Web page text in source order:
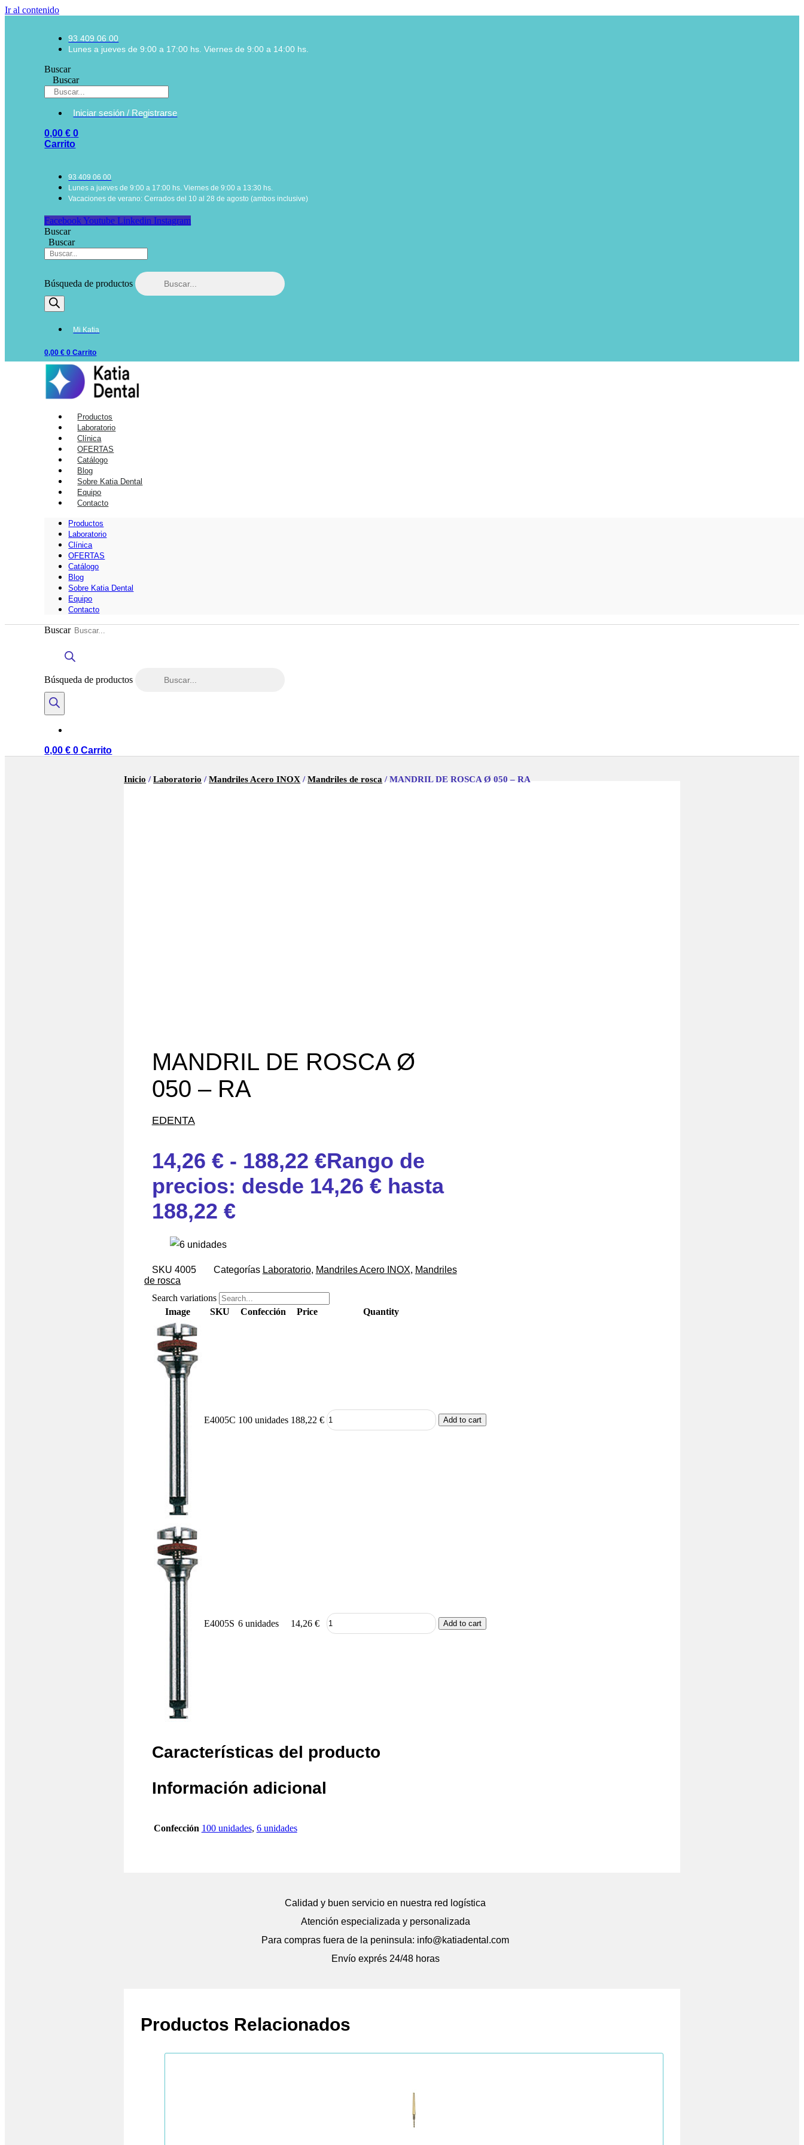
Ir al contenido
93 409 06 00
Lunes a jueves de 9:00 a 17:00 hs. Viernes de 9:00 a 14:00 hs.
Buscar
Buscar
Iniciar sesión / Registrarse
0,00€ 0
Carrito
93 409 06 00
Lunes a jueves de 9:00 a 17:00 hs. Viernes de 9:00 a 13:30 hs.
Vacaciones de verano: Cerrados del 10 al 28 de agosto (ambos inclusive)
Facebook Youtube Linkedin Instagram
Buscar
Buscar
Búsqueda de productos
Mi Katia
0,00€ 0 Carrito
Productos
Laboratorio
Clínica
OFERTAS
Catálogo
Blog
Sobre Katia Dental
Equipo
Contacto
Productos
Laboratorio
Clínica
OFERTAS
Catálogo
Blog
Sobre Katia Dental
Equipo
Contacto
Buscar
Búsqueda de productos
0,00€ 0 Carrito
Inicio /Laboratorio /Mandriles Acero INOX /Mandriles de rosca / MANDRIL DE ROSCA Ø 050 – RA
MANDRIL DE ROSCA Ø
050 – RA
EDENTA
14,26 € - 188,22 €Rango de
precios: desde 14,26 € hasta
188,22 €
SKU 4005 Categorías Laboratorio, Mandriles Acero INOX, Mandriles
de rosca
Search variations
Image
SKU Confección Price Quantity
E4005C 100 unidades 188,22 € Add to cart
E4005S 6 unidades 14,26 € Add to cart
Características del producto
Información adicional
Confección 100 unidades, 6 unidades
Calidad y buen servicio en nuestra red logística
Atención especializada y personalizada
Para compras fuera de la peninsula: info@katiadental.com
Envío exprés 24/48 horas
Productos Relacionados